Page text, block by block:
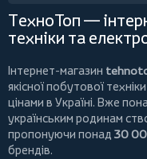
ТехноТоп —
техніки та
Інтернет-магазин
якісної побутової
цінами в Україні. Вже
українським родинам
пропонуючи понад 30
брендів.